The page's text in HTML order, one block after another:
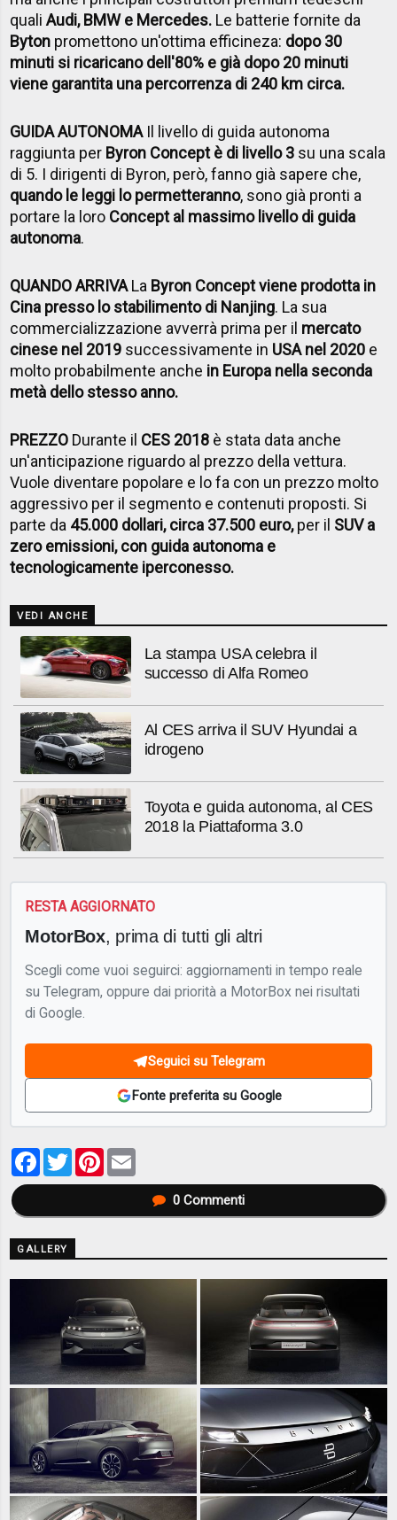
qualiAudi, BMW e Mercedes. Le batterie fornite da
Byton promettono un'ottima efficineza: dopo 30
minuti si ricaricano dell'80% e già dopo 20 minuti
viene garantita una percorrenza di 240 km circa.
GUIDA AUTONOMAIl livello di guida autonoma
raggiunta per Byron Concept è di livello 3 su una scala
di 5. I dirigenti di Byron, però, fanno già sapere che,
quando le leggi lo permetteranno, sono già pronti a
portare la loro Concept al massimo livello di guida
autonoma.
QUANDO ARRIVALa Byron Concept viene prodotta in
Cina presso lo stabilimento di Nanjing. La sua
commercializzazione avverrà prima per il mercato
cinese nel 2019 successivamente in USA nel 2020 e
molto probabilmente anche in Europa nella seconda
metà dello stesso anno.
PREZZO Durante il CES 2018 è stata data anche
un'anticipazione riguardo al prezzo della vettura.
Vuole diventare popolare e lo fa con un prezzo molto
aggressivo per il segmento e contenuti proposti. Si
parte da 45.000 dollari, circa 37.500 euro,per il SUV a
zero emissioni, con guida autonoma e
tecnologicamente iperconesso.
VEDI ANCHE
La stampa USA celebra il
successo di Alfa Romeo
Al CES arriva il SUV Hyundai a
idrogeno
Toyota e guida autonoma, al CES
2018 la Piattaforma 3.0
RESTA AGGIORNATO
MotorBox, prima di tutti gli altri
Scegli come vuoi seguirci: aggiornamenti in tempo reale
su Telegram, oppure dai priorità a MotorBox nei risultati
di Google.
Seguici su Telegram
Fonte preferita su Google
Facebook
TwitterPinterest
0Commenti
GALLERY